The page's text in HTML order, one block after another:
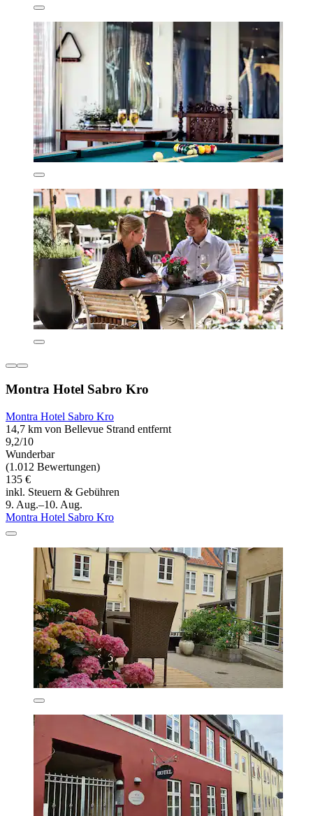
Montra Hotel Sabro Kro
Montra Hotel Sabro Kro
14,7 km von Bellevue Strand entfernt
9,2/10
Wunderbar
(1.012 Bewertungen)
135 €
inkl. Steuern & Gebühren
9. Aug.–10. Aug.
Montra Hotel Sabro Kro